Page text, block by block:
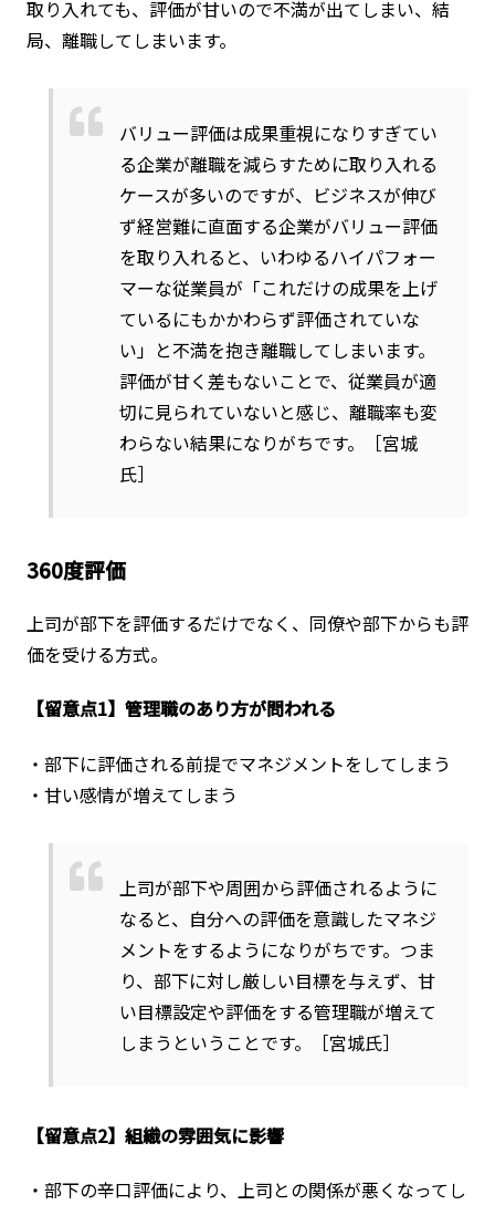
取り入れても、評価が甘いので不満が出てしまい、結
局、離職してしまいます。
バリュー評価は成果重視になりすぎてい
る企業が離職を減らすために取り入れる
ケースが多いのですが、ビジネスが伸び
ず経営難に直面する企業がバリュー評価
を取り入れると、いわゆるハイパフォー
マーな従業員が「これだけの成果を上げ
ているにもかかわらず評価されていな
い」と不満を抱き離職してしまいます。
評価が甘く差もないことで、従業員が適
切に見られていないと感じ、離職率も変
わらない結果になりがちです。［宮城
氏］
360度評価
上司が部下を評価するだけでなく、同僚や部下からも評
価を受ける方式。
【留意点1】管理職のあり方が問われる
・部下に評価される前提でマネジメントをしてしまう
・甘い感情が増えてしまう
上司が部下や周囲から評価されるように
なると、自分への評価を意識したマネジ
メントをするようになりがちです。つま
り、部下に対し厳しい目標を与えず、甘
い目標設定や評価をする管理職が増えて
しまうということです。［宮城氏］
【留意点2】組織の雰囲気に影響
・部下の辛口評価により、上司との関係が悪くなってし